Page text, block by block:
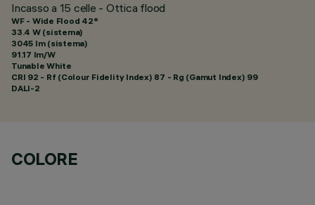
Incasso a 15 celle - Ottica flood
WF - Wide Flood 42°
33.4 W (sistema)
3045 lm (sistema)
91.17 lm/W
Tunable White
CRI 92 - Rf (Colour Fidelity Index) 87 - Rg (Gamut Index) 99
DALI-2
COLORE